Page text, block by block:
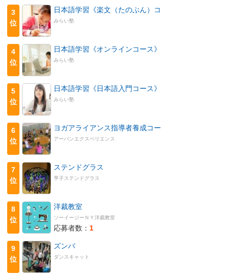
3
位
日本語学習《楽文（たのぶん）コ
みらい塾
4
位
日本語学習《オンラインコース》
みらい塾
5
位
日本語学習《日本語入門コース》
みらい塾
6
位
ヨガアライアンス指導者養成コー
アーバンエクスペリエンス
7
位
ステンドグラス
亨子ステンドグラス
8
位
洋裁教室
ソーイージーＮＹ洋裁教室
応募者数： 1
9
位
ズンバ
ダンスキャット